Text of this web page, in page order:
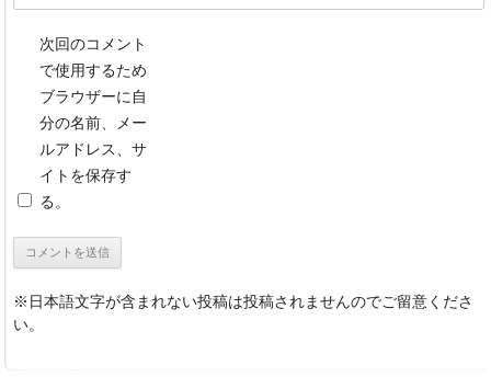
次回のコメント
で使用するため
ブラウザーに自
分の名前、メー
ルアドレス、サ
イトを保存す
る。
※日本語文字が含まれない投稿は投稿されませんのでご留意くださ
い。